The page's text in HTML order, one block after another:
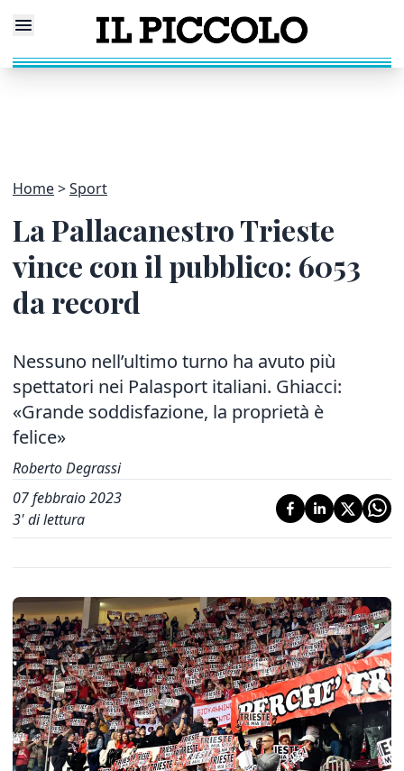
Home Sport
La Pallacanestro Trieste
vince con il pubblico: 6053
da record
Nessuno nell’ultimo turno ha avuto più
spettatori nei Palasport italiani. Ghiacci:
«Grande soddisfazione, la proprietà è
felice»
Roberto Degrassi
07 febbraio 2023
3' di lettura